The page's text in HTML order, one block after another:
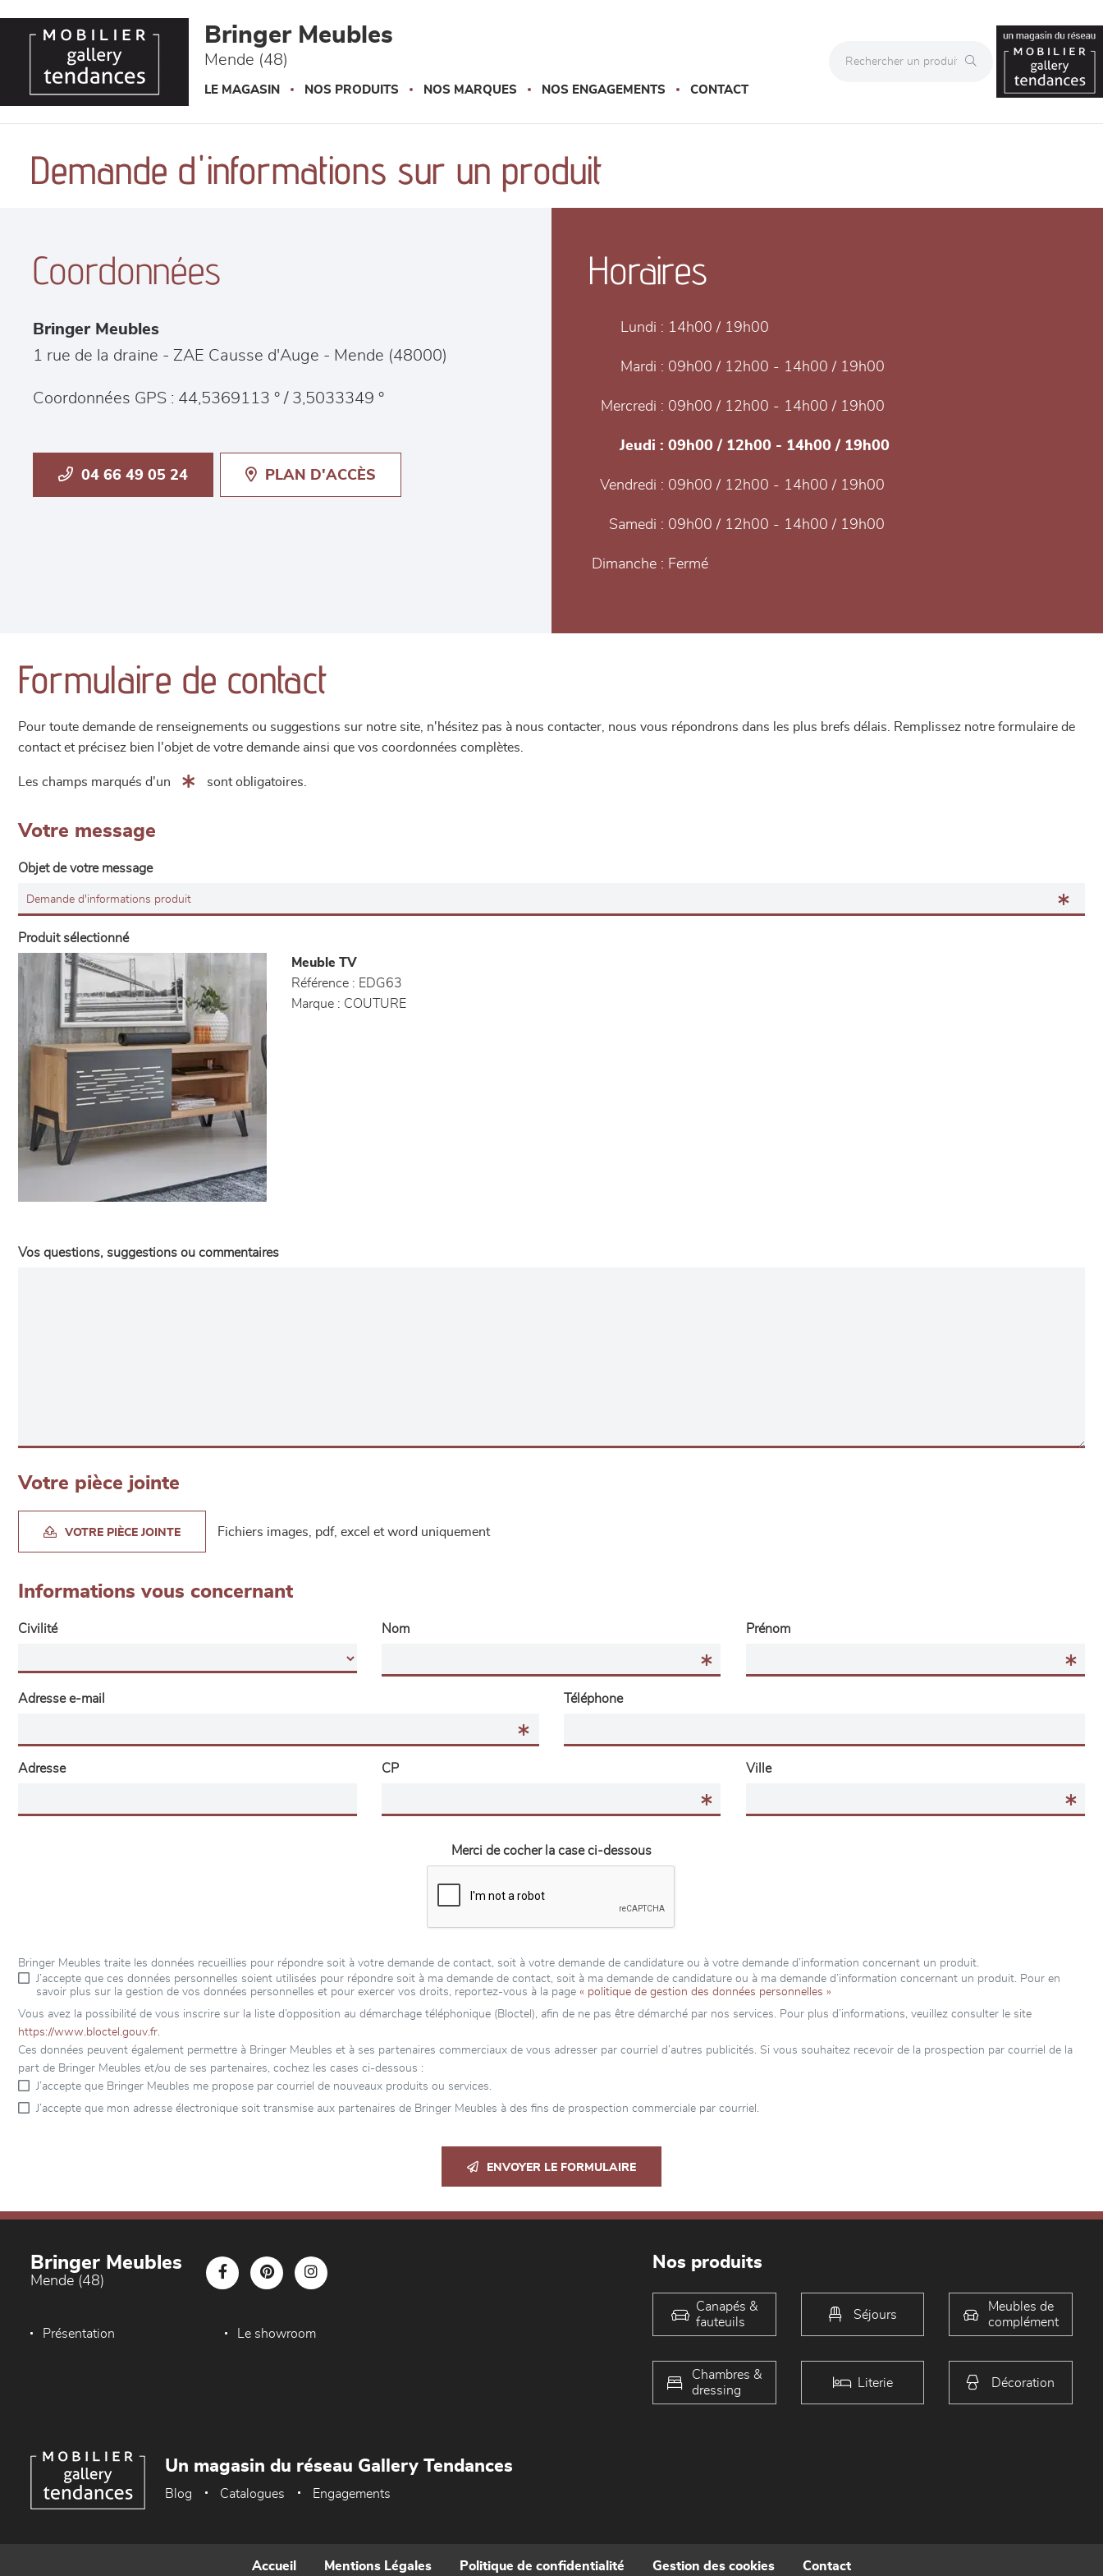
Bringer Meubles
Mende (48)
LE MAGASIN NOS PRODUITS NOS MARQUES NOS ENGAGEMENTS CONTACT
Demande d'informations sur un produit
Coordonnées
Bringer Meubles
1 rue de la draine - ZAE Causse d'Auge - Mende (48000)
Coordonnées GPS : 44,5369113 ° / 3,5033349 °
04 66 49 05 24 PLAN D'ACCÈS
Horaires
Lundi : 14h00 / 19h00
Mardi : 09h00 / 12h00 - 14h00 / 19h00
Mercredi : 09h00 / 12h00 - 14h00 / 19h00
Jeudi : 09h00 / 12h00 - 14h00 / 19h00
Vendredi : 09h00 / 12h00 - 14h00 / 19h00
Samedi : 09h00 / 12h00 - 14h00 / 19h00
Dimanche : Fermé
Formulaire de contact
Pour toute demande de renseignements ou suggestions sur notre site, n'hésitez pas à nous contacter, nous vous répondrons dans les plus brefs délais. Remplissez notre formulaire de
contact et précisez bien l'objet de votre demande ainsi que vos coordonnées complètes.
Les champs marqués d'un sont obligatoires.
Votre message
Objet de votre message
Produit sélectionné
Meuble TV
Référence : EDG63
Marque : COUTURE
Vos questions, suggestions ou commentaires
Votre pièce jointe
VOTRE PIÈCE JOINTE Fichiers images, pdf, excel et word uniquement
Informations vous concernant
Civilité Nom Prénom
Adresse e-mail Téléphone
Adresse CP Ville
Merci de cocher la case ci-dessous
Bringer Meubles traite les données recueillies pour répondre soit à votre demande de contact, soit à votre demande de candidature ou à votre demande d’information concernant un produit.
J’accepte que ces données personnelles soient utilisées pour répondre soit à ma demande de contact, soit à ma demande de candidature ou à ma demande d’information concernant un produit. Pour en
savoir plus sur la gestion de vos données personnelles et pour exercer vos droits, reportez-vous à la page « politique de gestion des données personnelles »
Vous avez la possibilité de vous inscrire sur la liste d’opposition au démarchage téléphonique (Bloctel), afin de ne pas être démarché par nos services. Pour plus d’informations, veuillez consulter le site
https://www.bloctel.gouv.fr.
Ces données peuvent également permettre à Bringer Meubles et à ses partenaires commerciaux de vous adresser par courriel d’autres publicités. Si vous souhaitez recevoir de la prospection par courriel de la
part de Bringer Meubles et/ou de ses partenaires, cochez les cases ci-dessous :
J’accepte que Bringer Meubles me propose par courriel de nouveaux produits ou services.
J’accepte que mon adresse électronique soit transmise aux partenaires de Bringer Meubles à des fins de prospection commerciale par courriel.
ENVOYER LE FORMULAIRE
Bringer Meubles
Mende (48)
Présentation Le showroom
Nos produits
Canapés &
fauteuils
Séjours
Meubles de
complément
Chambres &
dressing
Literie Décoration
Un magasin du réseau Gallery Tendances
Blog Catalogues Engagements
Accueil Mentions Légales Politique de confidentialité Gestion des cookies Contact